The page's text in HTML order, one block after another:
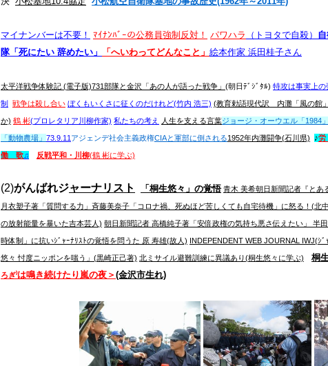
マイナンバーは不要！ ﾏｲﾅﾝﾊﾞｰの公務員強制反対！ パワハラ （ トヨタで自殺）
隊「死にたい 辞めたい」
「 へいわってどんなこと」 絵本作家 浜田桂子さん
太平洋戦争体験記 (電子版)731部隊と金沢 「あの人が語った戦争」 (朝日ﾃﾞｼﾞﾀﾙ) 特攻は事実上の
制 戦争は殺し合い ぼくもいくさに征くのだけれど(竹内 浩三) (教育勅語現代訳 内灘「風の館
か) 鶴 彬(プロレタリア川柳作家) 私たちの考え 人生を支える言葉ジョージ・オーウエル「1984」
「動物農場」 73.9.11 アジェンデ社会主義政権CIAと軍部に倒される1952年内灘闘争(石川県) ♪
働 歌♫ 反戦平和・川柳(鶴 彬に学ぶ)
(2)がんばれジャーナリスト 「桐生悠々」の覚悟 青木 美希朝日新聞記者『とあ
月衣塑子著「質問する力」 斉藤美奈子「コロナ禍、死ぬほど苦しくても自宅待機」に怒る！(北
の放射能量を暴いた吉本芸人) 朝日新聞記者 高橋純子著「安倍政権の気持ち悪さ伝えたい」 半
時体制」に抗いｼﾞｬｰﾅﾘｽﾄの覚悟を問うた 原 寿雄(故人) INDEPENDENT WEB JOURNAL IWJ(ｼﾞ
悠々 忖度ニッポンを嗤う」(黒崎正己著) 北ミサイル避難訓練に異議あり(桐生悠々に学ぶ) 桐
ろぎ⁾は鳴き続けたり嵐の夜＞ (金沢市生れ)